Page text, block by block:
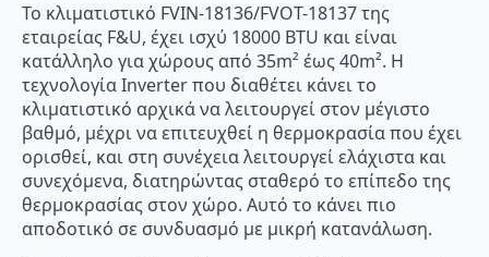
Το κλιματιστικό FVIN-18136/FVOT-18137 της
εταιρείας F&U, έχει ισχύ 18000 BTU και είναι
κατάλληλο για χώρους από 35m² έως 40m². Η
τεχνολογία Inverter που διαθέτει κάνει το
κλιματιστικό αρχικά να λειτουργεί στον μέγιστο
βαθμό, μέχρι να επιτευχθεί η θερμοκρασία που έχει
ορισθεί, και στη συνέχεια λειτουργεί ελάχιστα και
συνεχόμενα, διατηρώντας σταθερό το επίπεδο της
θερμοκρασίας στον χώρο. Αυτό το κάνει πιο
αποδοτικό σε συνδυασμό με μικρή κατανάλωση.